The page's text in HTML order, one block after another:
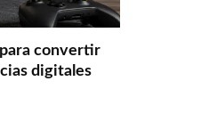
convertir
digitales